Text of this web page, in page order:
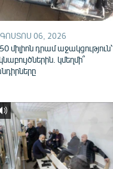
06, 2026
միլիոն դրամ աջակցություն՝
կմեղմի՞